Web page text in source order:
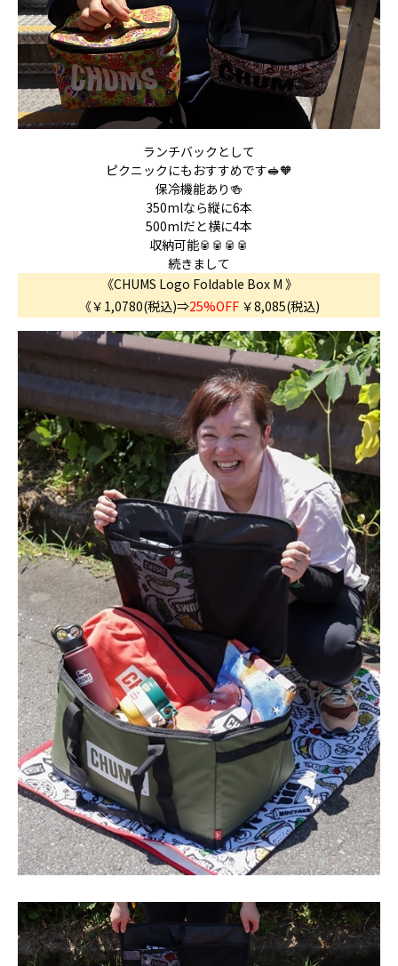
ランチバックとして
ピクニックにもおすすめです🥪🧡
保冷機能あり🍻
350mlなら縦に6本
500mlだと横に4本
収納可能🥫🥫🥫🥫
続きまして
《CHUMS Logo Foldable Box M 》
《￥1,0780(税込)⇒25%OFF￥8,085(税込)